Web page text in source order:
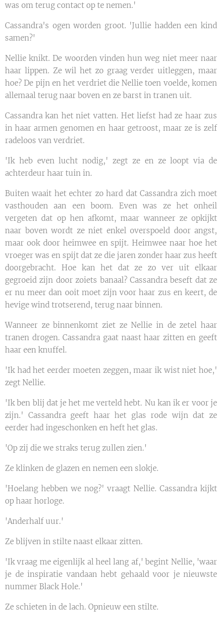
was om terug contact op te nemen.'
Cassandra's ogen worden groot. 'Jullie hadden een kind
samen?'
Nellie knikt. De woorden vinden hun weg niet meer naar
haar lippen. Ze wil het zo graag verder uitleggen, maar
hoe? De pijn en het verdriet die Nellie toen voelde, komen
allemaal terug naar boven en ze barst in tranen uit.
Cassandra kan het niet vatten. Het liefst had ze haar zus
in haar armen genomen en haar getroost, maar ze is zelf
radeloos van verdriet.
'Ik heb even lucht nodig,' zegt ze en ze loopt via de
achterdeur haar tuin in.
Buiten waait het echter zo hard dat Cassandra zich moet
vasthouden aan een boom. Even was ze het onheil
vergeten dat op hen afkomt, maar wanneer ze opkijkt
naar boven wordt ze niet enkel overspoeld door angst,
maar ook door heimwee en spijt. Heimwee naar hoe het
vroeger was en spijt dat ze die jaren zonder haar zus heeft
doorgebracht. Hoe kan het dat ze zo ver uit elkaar
gegroeid zijn door zoiets banaal? Cassandra beseft dat ze
er nu meer dan ooit moet zijn voor haar zus en keert, de
hevige wind trotserend, terug naar binnen.
Wanneer ze binnenkomt ziet ze Nellie in de zetel haar
tranen drogen. Cassandra gaat naast haar zitten en geeft
haar een knuffel.
'Ik had het eerder moeten zeggen, maar ik wist niet hoe,'
zegt Nellie.
'Ik ben blij dat je het me verteld hebt. Nu kan ik er voor je
zijn.' Cassandra geeft haar het glas rode wijn dat ze
eerder had ingeschonken en heft het glas.
'Op zij die we straks terug zullen zien.'
Ze klinken de glazen en nemen een slokje.
'Hoelang hebben we nog?' vraagt Nellie. Cassandra kijkt
op haar horloge.
'Anderhalf uur.'
Ze blijven in stilte naast elkaar zitten.
'Ik vraag me eigenlijk al heel lang af,' begint Nellie, 'waar
je de inspiratie vandaan hebt gehaald voor je nieuwste
nummer Black Hole.'
Ze schieten in de lach. Opnieuw een stilte.